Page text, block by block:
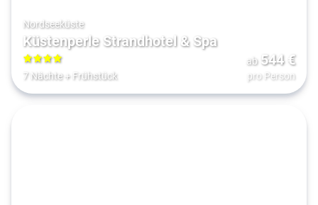
Nordseeküste
Küstenperle Strandhotel & Spa
4
7 Nächte+ Frühstück
ab 544€
pro Person